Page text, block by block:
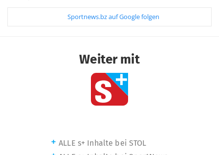
Sportnews.bz auf Google folgen